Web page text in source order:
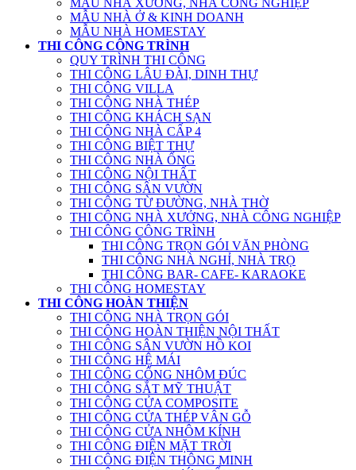
MẪU NHÀ XƯỞNG, NHÀ CÔNG NGHIỆP
MẪU NHÀ Ở & KINH DOANH
MẪU NHÀ HOMESTAY
THI CÔNG CÔNG TRÌNH
QUY TRÌNH THI CÔNG
THI CÔNG LÂU ĐÀI, DINH THỰ
THI CÔNG VILLA
THI CÔNG NHÀ THÉP
THI CÔNG KHÁCH SẠN
THI CÔNG NHÀ CẤP 4
THI CÔNG BIỆT THỰ
THI CÔNG NHÀ ỐNG
THI CÔNG NỘI THẤT
THI CÔNG SÂN VƯỜN
THI CÔNG TỪ ĐƯỜNG, NHÀ THỜ
THI CÔNG NHÀ XƯỞNG, NHÀ CÔNG NGHIỆP
THI CÔNG CÔNG TRÌNH
THI CÔNG TRỌN GÓI VĂN PHÒNG
THI CÔNG NHÀ NGHỈ, NHÀ TRỌ
THI CÔNG BAR- CAFE- KARAOKE
THI CÔNG HOMESTAY
THI CÔNG HOÀN THIỆN
THI CÔNG NHÀ TRỌN GÓI
THI CÔNG HOÀN THIỆN NỘI THẤT
THI CÔNG SÂN VƯỜN HỒ KOI
THI CÔNG HỆ MÁI
THI CÔNG CỔNG NHÔM ĐÚC
THI CÔNG SẮT MỸ THUẬT
THI CÔNG CỬA COMPOSITE
THI CÔNG CỬA THÉP VÂN GỖ
THI CÔNG CỬA NHÔM KÍNH
THI CÔNG ĐIỆN MẶT TRỜI
THI CÔNG ĐIỆN THÔNG MINH